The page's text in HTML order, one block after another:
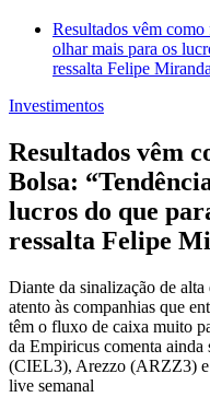
Resultados vêm
olhar mais para os
ressalta Felipe Miranda
Investimentos
Resultados vêm
Bolsa:
lucros do que
ressalta Felipe
Diante da sinalização de
atento às companhias que
têm o fluxo de caixa muito
da Empiricus comenta
(CIEL3), Arezzo (ARZZ3) e
live semanal